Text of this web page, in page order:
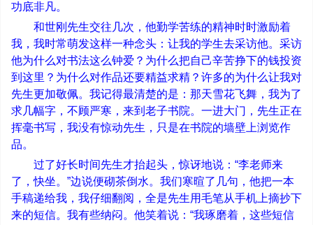
功底非凡。
和世刚先生交往几次，他勤学苦练的精神时时激励着
我，我时常萌发这样一种念头：让我的学生去采访他。采访
他为什么对书法这么钟爱？为什么把自己辛苦挣下的钱投资
到这里？为什么对作品还要精益求精？许多的为什么让我对
先生更加敬佩。我记得最清楚的是：那天雪花飞舞，我为了
求几幅字，不顾严寒，来到老子书院。一进大门，先生正在
挥毫书写，我没有惊动先生，只是在书院的墙壁上浏览作
品。
过了好长时间先生才抬起头，惊讶地说： “李老师来
了，快坐。 ”边说便砌茶倒水。我们寒暄了几句，他把一本
手稿递给我，我仔细翻阅，全是先生用毛笔从手机上摘抄下
来的短信。我有些纳闷。他笑着说： “我琢磨着，这些短信